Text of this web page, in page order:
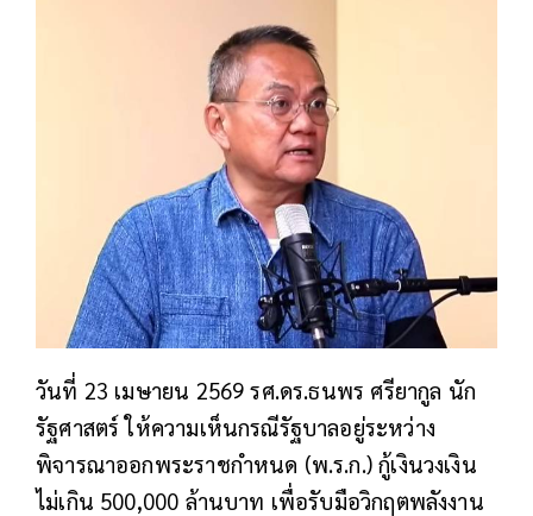
วันที่ 23 เมษายน 2569 รศ.ดร.ธนพร ศรียากูล นัก
รัฐศาสตร์ ให้ความเห็นกรณีรัฐบาลอยู่ระหว่าง
พิจารณาออกพระราชกำหนด (พ.ร.ก.) กู้เงินวงเงิน
ไม่เกิน 500,000 ล้านบาท เพื่อรับมือวิกฤตพลังงาน